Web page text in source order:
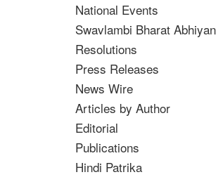
National Events
Swavlambi Bharat Abhiyan
Resolutions
Press Releases
News Wire
Articles by Author
Editorial
Publications
Hindi Patrika